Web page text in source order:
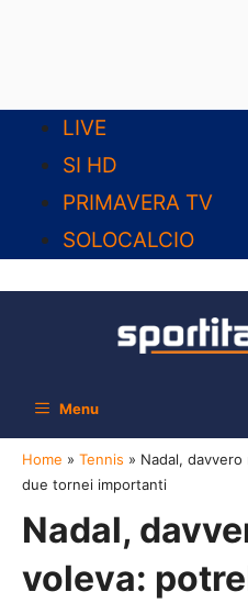
contenuto
LIVE
SI HD
PRIMAVERA TV
SOLOCALCIO
Menu
Home » Tennis » Nadal,
due tornei importanti
Nadal,
voleva: